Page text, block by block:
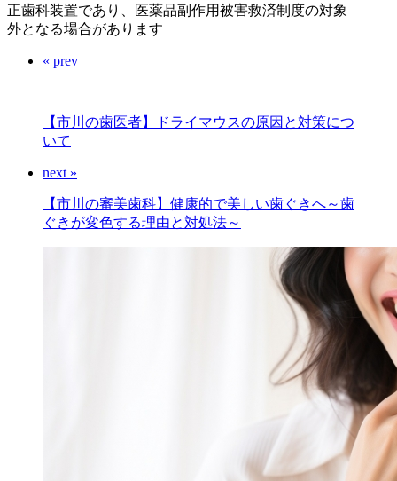
正歯科装置であり、医薬品副作用被害救済制度の対象
外となる場合があります
« prev
【市川の歯医者】ドライマウスの原因と対策につ
いて
next »
【市川の審美歯科】健康的で美しい歯ぐきへ～歯
ぐきが変色する理由と対処法～